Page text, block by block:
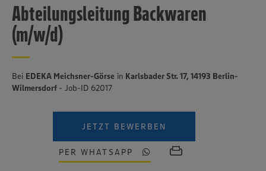
Abteilungsleitung Backwaren
(m/w/d)
Bei EDEKA Meichsner-Görse in Karlsbader Str. 17, 14193 Berlin-
Wilmersdorf - Job-ID 62017
JETZT BEWERBEN
PER WHATSAPP